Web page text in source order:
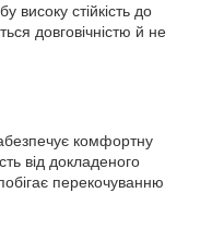
високу стійкість до
довговічністю й не
комфортну
від докладеного
перекочуванню